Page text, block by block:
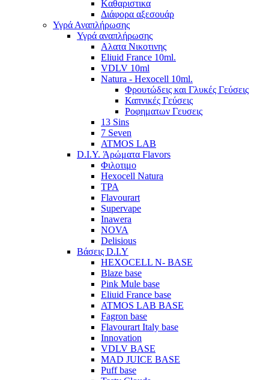
Kαθαριστικα
Διάφορα αξεσουάρ
Υγρά Αναπλήρωσης
Υγρά αναπλήρωσης
Aλατα Νικοτινης
Eliuid France 10ml.
VDLV 10ml
Natura - Hexocell 10ml.
Φρουτώδεις και Γλυκές Γεύσεις
Καπνικές Γεύσεις
Ροφηματων Γευσεις
13 Sins
7 Seven
ATMOS LAB
D.I.Y. Άρώματα Flavors
Φιλοτιμο
Hexocell Natura
TPA
Flavourart
Supervape
Inawera
ΝOVA
Delisious
Βάσεις D.I.Y
HEXOCELL N- BASE
Blaze base
Pink Mule base
Eliuid France base
ATMOS LAB BASE
Fagron base
Flavourart Italy base
Innovation
VDLV BASE
MAD JUICE BASE
Puff base